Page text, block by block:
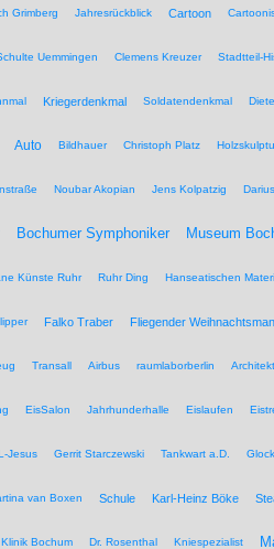
Grimberg Jahresrückblick Cartoon
Uemmingen Clemens Kreuzer Stadtteil-
Kriegerdenkmal Soldatendenkmal
Auto Bildhauer Christoph Platz
Noubar Akopian Jens Kolpatzig
Bochumer Symphoniker Museum
Künste Ruhr Ruhr Ding Hanseatischen
Falko Traber Fliegender
Transall Airbus raumlaborberlin Architekt
EisSalon Jahrhunderhalle Eislaufen
Jesus Gerrit Starczewski Tankwart a.D.
van Boxen Schule Karl-Heinz Böke
Bochum Dr. Rosenthal Kniespezialist